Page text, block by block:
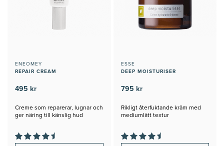
ENEOMEY
REPAIR CREAM
495 kr
Creme som reparerar, lugnar och
ger näring till känslig hud
ESSE
DEEP MOISTURISER
795 kr
Rikligt återfuktande kräm med
mediumlätt textur